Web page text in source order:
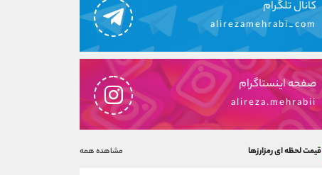
کانال تلگرام
alirezamehrabi_com
صفحه اینستاگرام
alireza.mehrabii
قیمت لحظه ای رمزارزها مشاهده همه